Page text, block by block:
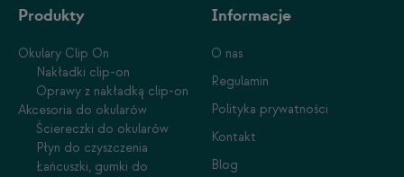
Produkty
Okulary Clip On
Nakładki clip-on
Oprawy z nakładką clip-on
Akcesoria do okularów
Ściereczki do okularów
Płyn do czyszczenia
Łańcuszki, gumki do
Informacje
O nas
Regulamin
Polityka prywatności
Kontakt
Blog